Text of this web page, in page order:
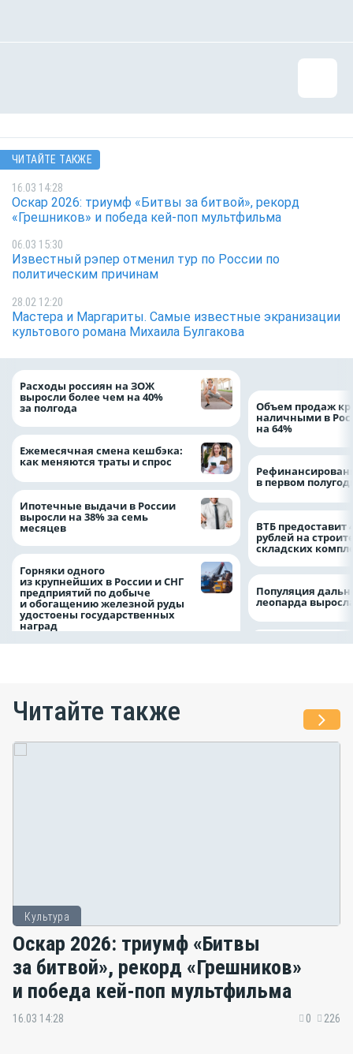
ЧИТАЙТЕ ТАКЖЕ
16.03 14:28
Оскар 2026: триумф «Битвы за битвой», рекорд
«Грешников» и победа кей-поп мультфильма
06.03 15:30
Известный рэпер отменил тур по России по
политическим причинам
28.02 12:20
Мастера и Маргариты. Самые известные экранизации
культового романа Михаила Булгакова
Расходы россиян на ЗОЖ
выросли более чем на 40%
за полгода
Ежемесячная смена кешбэка:
как меняются траты и спрос
Ипотечные выдачи в России
выросли на 38% за семь
месяцев
Горняки одного
из крупнейших в России и СНГ
предприятий по добыче
и обогащению железной руды
удостоены государственных
наград
Объем продаж
наличными в
на 64%
в первом
ВТБ предоставит
рублей на
складских
Популяция
леопарда
Читайте также
Культура
Оскар 2026: триумф «Битвы
за битвой», рекорд «Грешников»
и победа кей-поп мультфильма
16.03 14:28 0 226